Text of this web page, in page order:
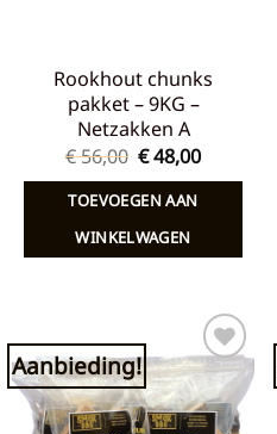
Rookhout chunks
pakket – 9KG –
Netzakken A
€56,00 Oorspronkelijke
prijs
was:
€ 56,00.
€48,00Huidige
TOEVOEGEN AAN
WINKELWAGEN
Aanbieding!
Toevoegen
aan
verlanglijst